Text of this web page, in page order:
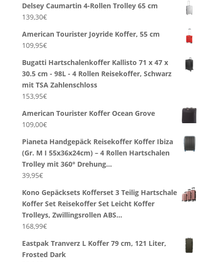
Delsey Caumartin 4-Rollen Trolley 65 cm
139,30€
American Tourister Joyride Koffer, 55 cm
109,95€
Bugatti Hartschalenkoffer Kallisto 71 x 47 x
30.5 cm - 98L - 4 Rollen Reisekoffer, Schwarz
mit TSA Zahlenschloss
153,95€
American Tourister Koffer Ocean Grove
109,00€
Pianeta Handgepäck Reisekoffer Koffer Ibiza
(Gr. M I 55x36x24cm) – 4 Rollen Hartschalen
Trolley mit 360° Drehung…
39,95€
Kono Gepäcksets Kofferset 3 Teilig Hartschale
Koffer Set Reisekoffer Set Leicht Koffer
Trolleys, Zwillingsrollen ABS…
168,99€
Eastpak Tranverz L Koffer 79 cm, 121 Liter,
Frosted Dark